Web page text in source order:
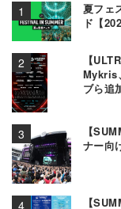
夏フェ
ド【
【
Mykris
ブら追
【
ナー向
【